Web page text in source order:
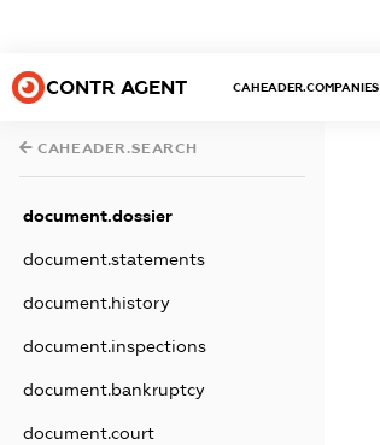
CONTR AGENT CAHEADER.COMPANIES
CAHEADER.SEARCH
document.dossier
document.statements
document.history
document.inspections
document.bankruptcy
document.court